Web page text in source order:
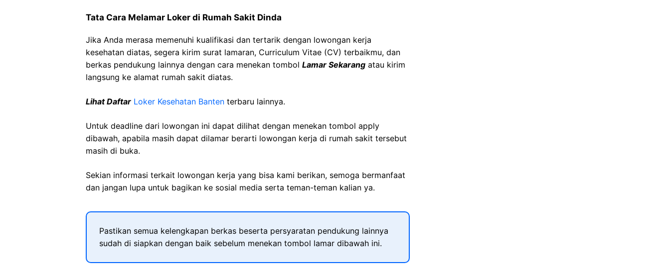
Tata Cara Melamar Loker di Rumah Sakit Dinda
Jika Anda merasa memenuhi kualifikasi dan tertarik dengan lowongan kerja
kesehatan diatas, segera kirim surat lamaran, Curriculum Vitae (CV) terbaikmu, dan
berkas pendukung lainnya dengan cara menekan tombol Lamar Sekarang atau kirim
langsung ke alamat rumah sakit diatas.
Lihat Daftar Loker Kesehatan Banten terbaru lainnya.
Untuk deadline dari lowongan ini dapat dilihat dengan menekan tombol apply
dibawah, apabila masih dapat dilamar berarti lowongan kerja di rumah sakit tersebut
masih di buka.
Sekian informasi terkait lowongan kerja yang bisa kami berikan, semoga bermanfaat
dan jangan lupa untuk bagikan ke sosial media serta teman-teman kalian ya.
Pastikan semua kelengkapan berkas beserta persyaratan pendukung lainnya
sudah di siapkan dengan baik sebelum menekan tombol lamar dibawah ini.